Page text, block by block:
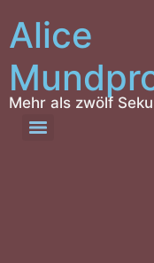
Alice
Mehr als zwölf